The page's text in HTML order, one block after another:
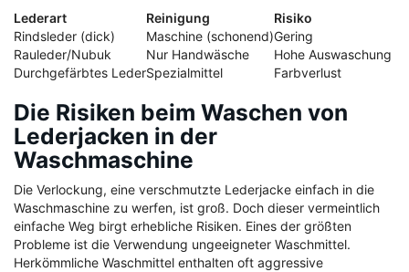
Lederart
Reinigung
Risiko
Rindsleder (dick)
Maschine (schonend)Gering
Rauleder/Nubuk
Nur Handwäsche
Hohe Auswaschung
Durchgefärbtes LederSpezialmittel Farbverlust
Die Risiken beim Waschen von
Lederjacken in der
Waschmaschine
Die Verlockung, eine verschmutzte Lederjacke einfach in die
Waschmaschine zu werfen, ist groß. Doch dieser vermeintlich
einfache Weg birgt erhebliche Risiken. Eines der größten
Probleme ist die Verwendung ungeeigneter Waschmittel.
Herkömmliche Waschmittel enthalten oft aggressive